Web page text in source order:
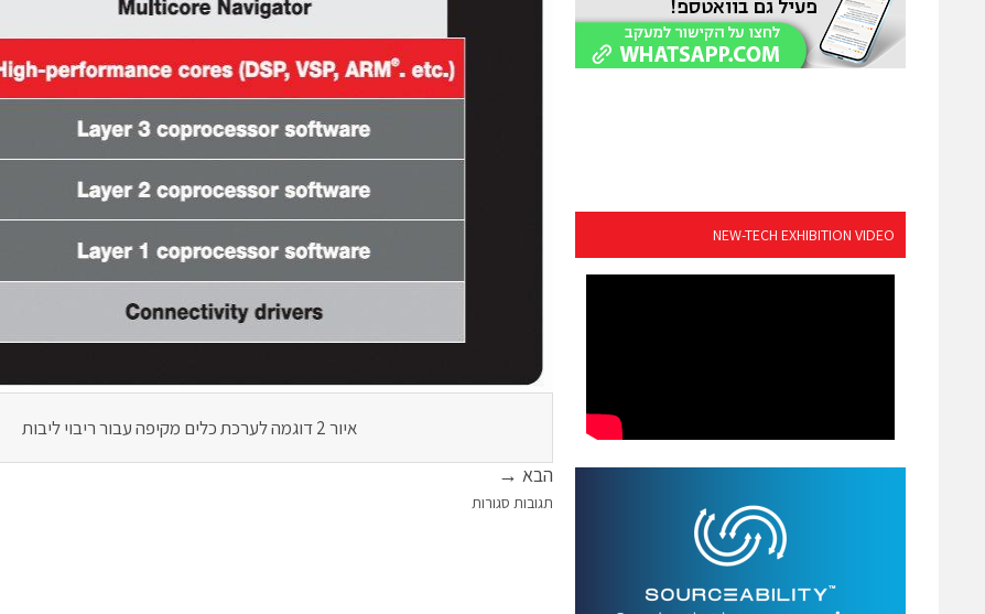
איור 2 דוגמה לערכת כלים מקיפה עבור ריבוי ליבות
הבא →
תגובות סגורות
NEW-TECH EXHIBITION VIDEO